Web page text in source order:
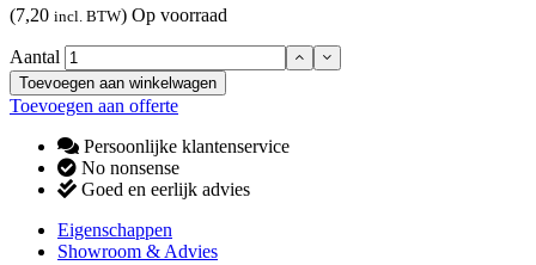
(7,20 incl. BTW) Op voorraad
Aantal
Toevoegen aan winkelwagen
Toevoegen aan offerte
Persoonlijke klantenservice
No nonsense
Goed en eerlijk advies
Eigenschappen
Showroom & Advies